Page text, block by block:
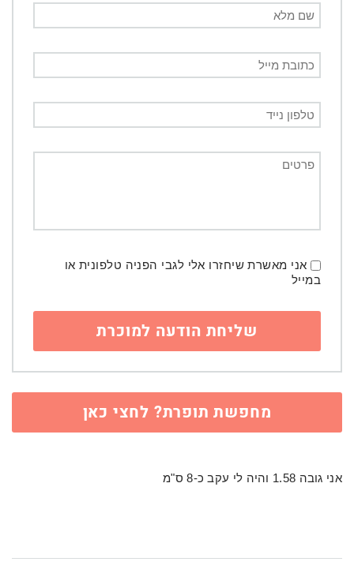
אני מאשרת שיחזרו אלי לגבי הפניה טלפונית או
במייל
מחפשת תופרת? לחצי כאן
אני גובה 1.58 והיה לי עקב כ-8 ס"מ